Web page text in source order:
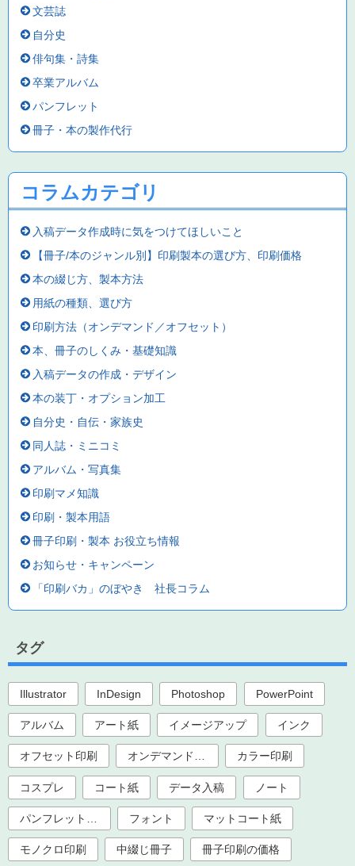
文芸誌
自分史
俳句集・詩集
卒業アルバム
パンフレット
冊子・本の製作代行
コラムカテゴリ
入稿データ作成時に気をつけてほしいこと
【冊子/本のジャンル別】印刷製本の選び方、印刷価格
本の綴じ方、製本方法
用紙の種類、選び方
印刷方法（オンデマンド／オフセット）
本、冊子のしくみ・基礎知識
入稿データの作成・デザイン
本の装丁・オプション加工
自分史・自伝・家族史
同人誌・ミニコミ
アルバム・写真集
印刷マメ知識
印刷・製本用語
冊子印刷・製本 お役立ち情報
お知らせ・キャンペーン
「印刷バカ」のぼやき 社長コラム
タグ
Illustrator InDesign Photoshop PowerPoint
アルバム アート紙 イメージアップ インク
オフセット印刷 オンデマンド印刷 カラー印刷
コスプレ コート紙 データ入稿 ノート
フォント マットコート紙
モノクロ印刷 中綴じ冊子 冊子印刷の価格